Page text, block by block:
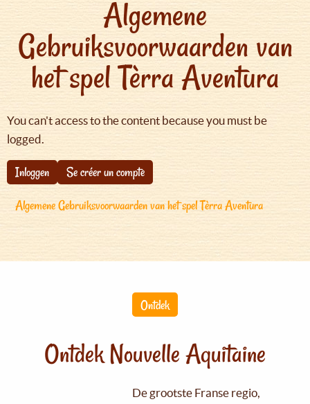
Algemene
Gebruiksvoorwaarden van
het spel Tèrra Aventura
You can't access to the content because you must be
logged.
Inloggen
Se créer un compte
Algemene Gebruiksvoorwaarden van het spel Tèrra Aventura
Ontdek
Ontdek Nouvelle Aquitaine
De grootste Franse regio,